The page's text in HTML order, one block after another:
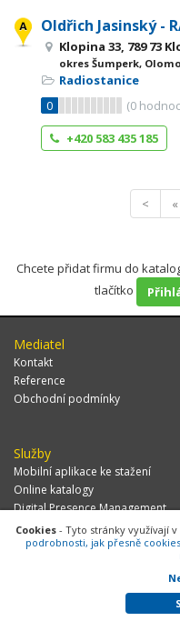
Oldřich Jasinský -
Klopina 33, 789 73
okres Šumperk,
Radiostanice
0
(0
+420 583 435 185
< «
Chcete přidat firmu do
tlačítko
Mediatel
Kontakt
Reference
Obchodní podmínky
Služby
Mobilní aplikace ke stažení
Online katalogy
Digital Presence Management
Více zákazníků
© 2026 MEDIATEL CZ, s.r.o.,
+420 771 270
Cookies - Tyto stránky využívají
podrobnosti, jak přesně